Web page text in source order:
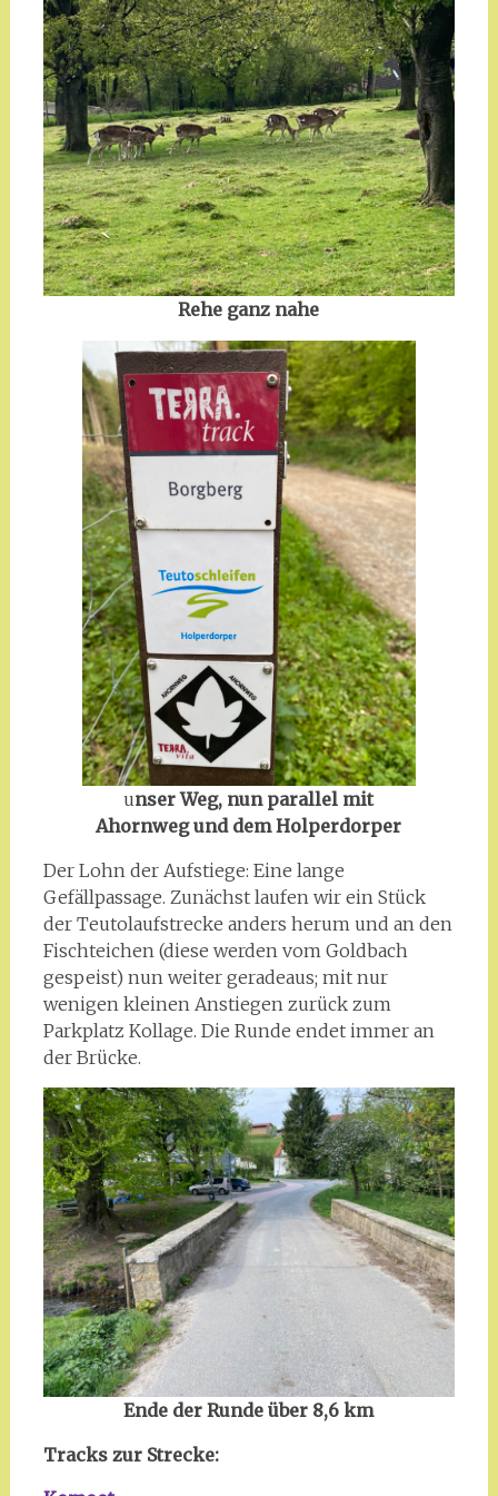
Rehe ganz nahe
unser Weg, nun parallel mit
Ahornweg und dem Holperdorper
Der Lohn der Aufstiege: Eine lange
Gefällpassage. Zunächst laufen wir ein Stück
der Teutolaufstrecke anders herum und an den
Fischteichen (diese werden vom Goldbach
gespeist) nun weiter geradeaus; mit nur
wenigen kleinen Anstiegen zurück zum
Parkplatz Kollage. Die Runde endet immer an
der Brücke.
Ende der Runde über 8,6 km
Tracks zur Strecke: